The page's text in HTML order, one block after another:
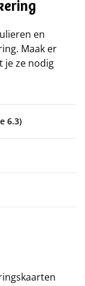
en
Maak er
je ze nodig
6.3)